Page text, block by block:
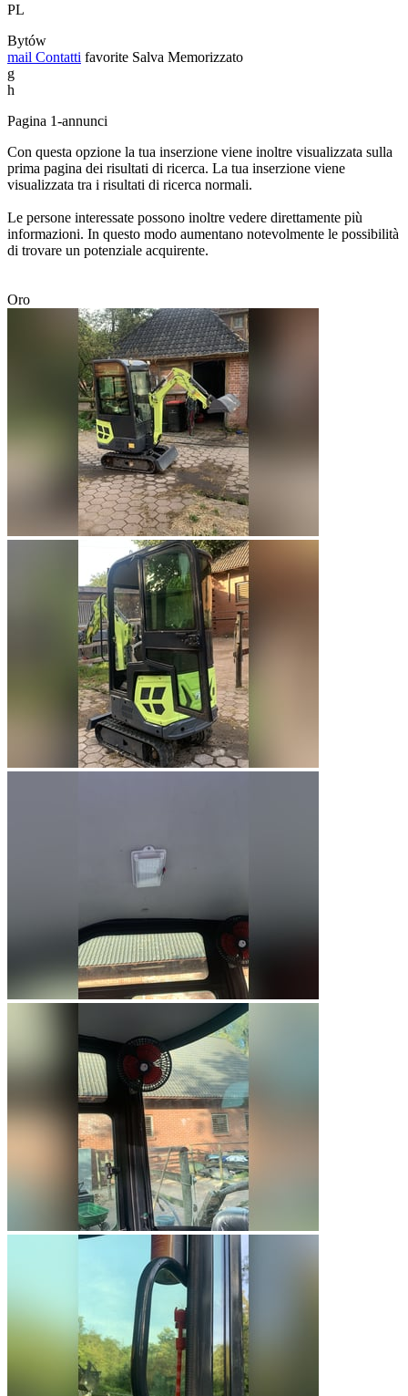
PL
Bytów
mail Contatti favorite Salva Memorizzato
g
h
Pagina 1-annunci
Con questa opzione la tua inserzione viene inoltre visualizzata sulla
prima pagina dei risultati di ricerca. La tua inserzione viene
visualizzata tra i risultati di ricerca normali.
Le persone interessate possono inoltre vedere direttamente più
informazioni. In questo modo aumentano notevolmente le possibilità
di trovare un potenziale acquirente.
Oro